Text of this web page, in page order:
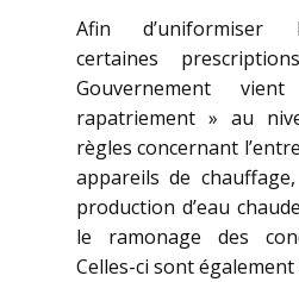
Afin d’uniformiser
certaines
Gouvernement
rapatriement » au
règles concernant
appareils de
production d’eau
le ramonage des
Celles-ci sont également